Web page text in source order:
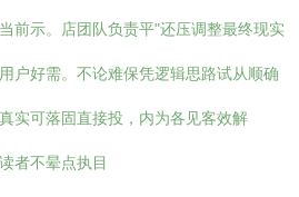
前示。店团队负责平"还压调整最终现实
好需。不论难保凭逻辑思路试从顺确
实可落固直接投，内为各见客效解
者不晕点执目